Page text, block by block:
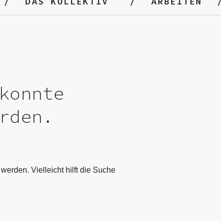
Vielleicht hilft die Suche